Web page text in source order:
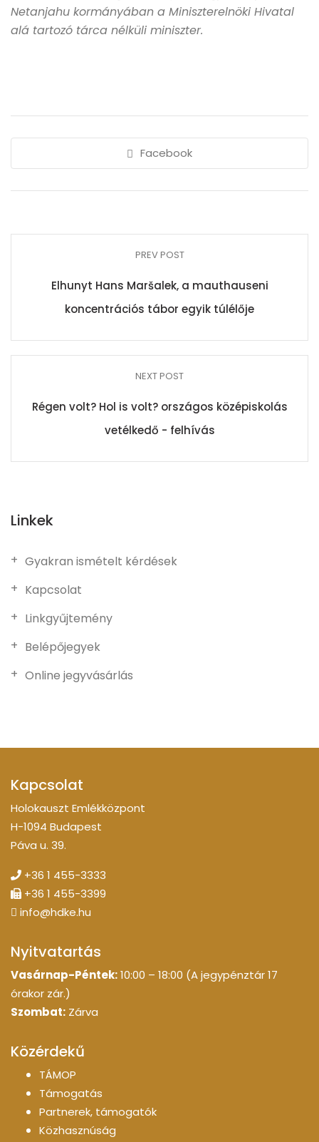
Netanjahu kormányában a Miniszterelnöki Hivatal
alá tartozó tárca nélküli miniszter.
Facebook
PREV POST
Elhunyt Hans Maršalek, a mauthauseni
koncentrációs tábor egyik túlélője
NEXT POST
Régen volt? Hol is volt? országos középiskolás
vetélkedő - felhívás
Linkek
Gyakran ismételt kérdések
Kapcsolat
Linkgyűjtemény
Belépőjegyek
Online jegyvásárlás
Kapcsolat
Holokauszt Emlékközpont
H-1094 Budapest
Páva u. 39.
+36 1 455-3333
+36 1 455-3399
info@hdke.hu
Nyitvatartás
Vasárnap-Péntek:10:00 – 18:00 (A jegypénztár 17
órakor zár.)
Szombat: Zárva
Közérdekű
TÁMOP
Támogatás
Partnerek, támogatók
Közhasznúság